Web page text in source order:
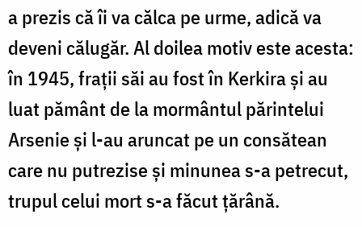
a prezis că îi va călca pe urme, adică va
deveni călugăr. Al doilea motiv este acesta:
în 1945, fraţii săi au fost în Kerkira şi au
luat pământ de la mormântul părintelui
Arsenie şi l-au aruncat pe un consătean
care nu putrezise şi minunea s-a petrecut,
trupul celui mort s-a făcut ţărână.